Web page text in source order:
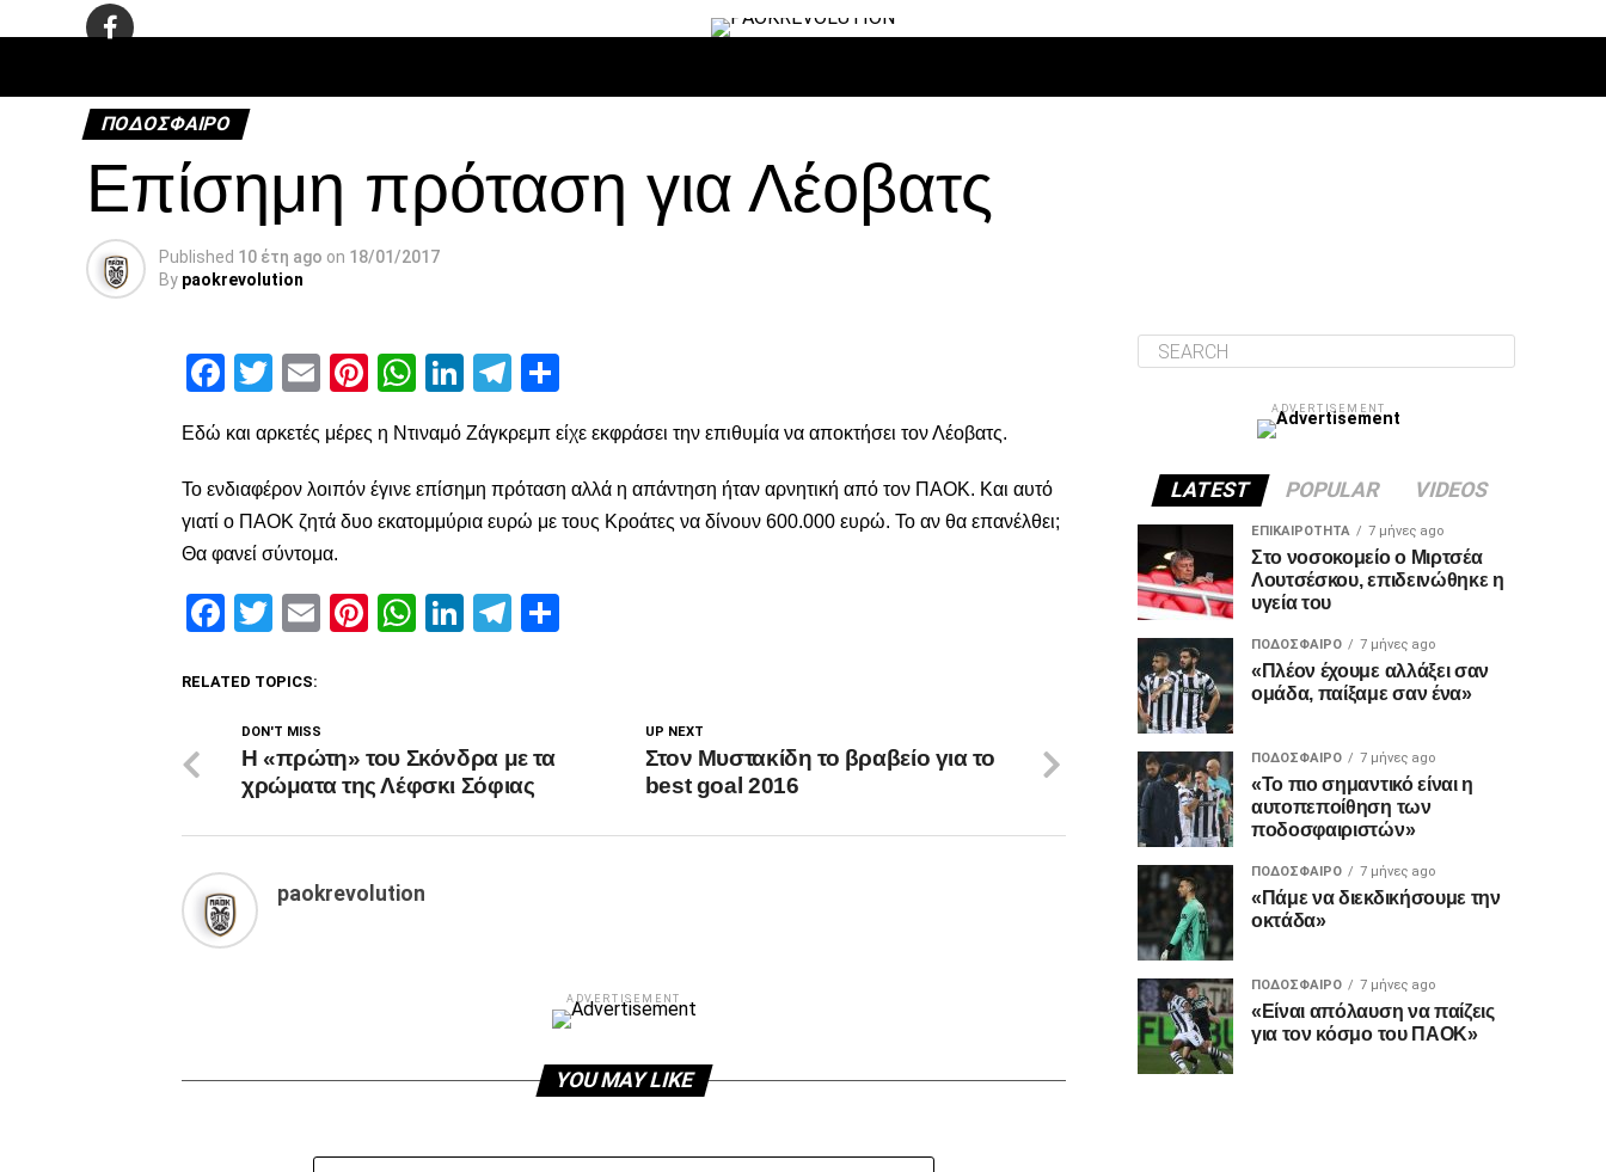
ΠΟΔΌΣΦΑΙΡΟ
Επίσημη πρόταση για Λέοβατς
Published 10 έτη ago on 18/01/2017
By paokrevolution
Facebook
Twitter
EmailPinterest
WhatsApp
LinkedIn
Telegram
Εδώ και αρκετές μέρες η Ντιναμό Ζάγκρεμπ είχε εκφράσει την επιθυμία να αποκτήσει τον Λέοβατς.
Το ενδιαφέρον λοιπόν έγινε επίσημη πρόταση αλλά η απάντηση ήταν αρνητική από τον ΠΑΟΚ. Και αυτό
γιατί ο ΠΑΟΚ ζητά δυο εκατομμύρια ευρώ με τους Κροάτες να δίνουν 600.000 ευρώ. Το αν θα επανέλθει;
Θα φανεί σύντομα.
Facebook
Twitter
EmailPinterest
WhatsApp
LinkedIn
Telegram
RELATED TOPICS:
UP NEXT
Στον Μυστακίδη το βραβείο για το
best goal 2016
DON'T MISS
H «πρώτη» του Σκόνδρα με τα
χρώματα της Λέφσκι Σόφιας
paokrevolution
ADVERTISEMENT
YOU MAY LIKE
ADVERTISEMENT
LATEST POPULAR VIDEOS
ΕΠΙΚΑΙΡΌΤΗΤΑ 7 μήνες ago
Στο νοσοκομείο ο Μιρτσέα
Λουτσέσκου, επιδεινώθηκε η
υγεία του
ΠΟΔΌΣΦΑΙΡΟ 7 μήνες ago
«Πλέον έχουμε αλλάξει σαν
ομάδα, παίξαμε σαν ένα»
ΠΟΔΌΣΦΑΙΡΟ 7 μήνες ago
«Το πιο σημαντικό είναι η
αυτοπεποίθηση των
ποδοσφαιριστών»
ΠΟΔΌΣΦΑΙΡΟ 7 μήνες ago
«Πάμε να διεκδικήσουμε την
οκτάδα»
ΠΟΔΌΣΦΑΙΡΟ 7 μήνες ago
«Είναι απόλαυση να παίζεις
για τον κόσμο του ΠΑΟΚ»